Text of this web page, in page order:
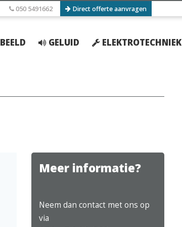
050 5491662 Direct offerte aanvragen
BEELD GELUID ELEKTROTECHNIEK
Meer informatie?
Neem dan contact met ons op
via